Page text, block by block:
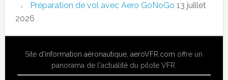
Préparation de vol avec Aero GoNoGo 13 juillet
2026
Site d'information aéronautique,aeroVFR.com offre un
panorama de l'actualité du pilote VFR.